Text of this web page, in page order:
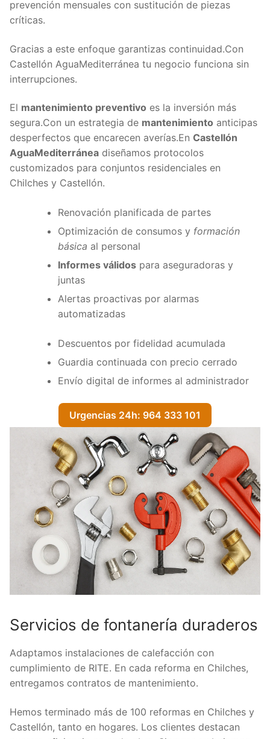
prevención mensuales con sustitución de piezas
críticas.
Gracias a este enfoque garantizas continuidad.Con
Castellón AguaMediterránea tu negocio funciona sin
interrupciones.
El mantenimiento preventivo es la inversión más
segura.Con un estrategia de mantenimiento anticipas
desperfectos que encarecen averías.En Castellón
AguaMediterránea diseñamos protocolos
customizados para conjuntos residenciales en
Chilches y Castellón.
Renovación planificada de partes
Optimización de consumos y formación
básica al personal
Informes válidos para aseguradoras y
juntas
Alertas proactivas por alarmas
automatizadas
Descuentos por fidelidad acumulada
Guardia continuada con precio cerrado
Envío digital de informes al administrador
Urgencias 24h: 964 333 101
Servicios de fontanería duraderos
Adaptamos instalaciones de calefacción con
cumplimiento de RITE. En cada reforma en Chilches,
entregamos contratos de mantenimiento.
Hemos terminado más de 100 reformas en Chilches y
Castellón, tanto en hogares. Los clientes destacan